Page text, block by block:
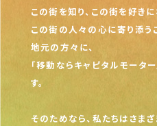
この街を知り、この街を好きに
この街の人々の心に寄り添う
地元の方々に、
「移動ならキャピタルモータ
す。
そのためなら、私たちはさま